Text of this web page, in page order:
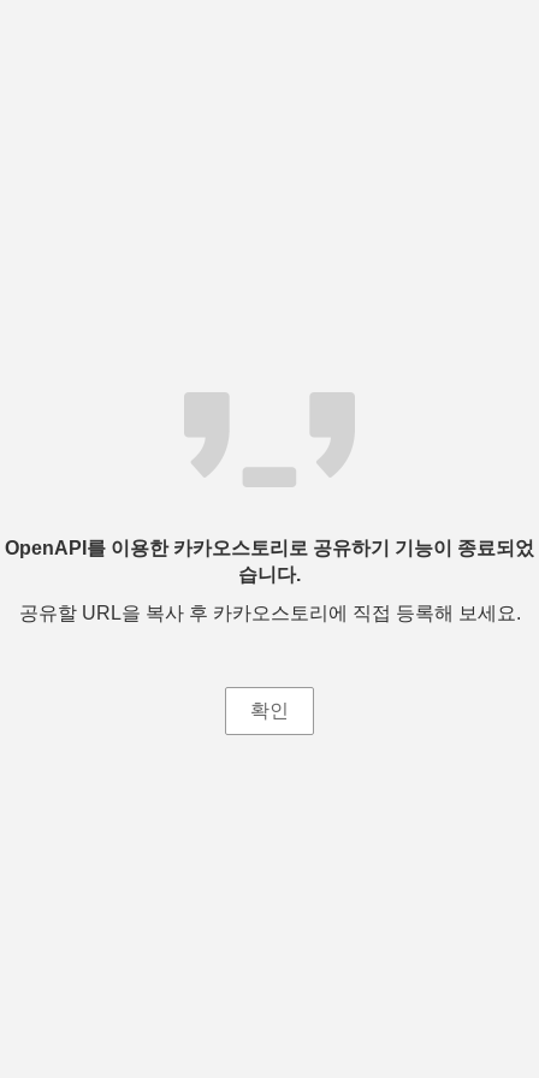
OpenAPI를 이용한 카카오스토리로 공유하기 기능이 종료되었
습니다.
공유할 URL을 복사 후 카카오스토리에 직접 등록해 보세요.
확인